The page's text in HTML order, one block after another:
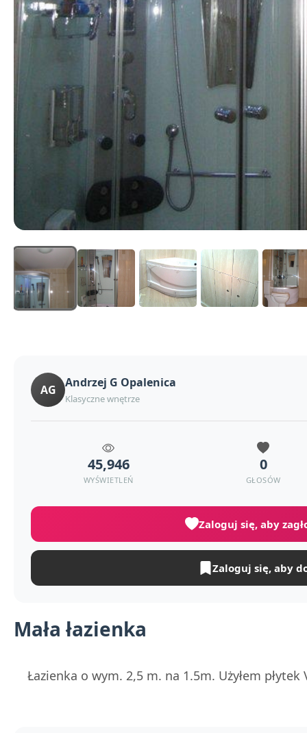
Mała łazienka
Łazienka o wym. 2,5 m. na 1.5m. Użyłem
AG Andrzej G Opalenica
Klasyczne wnętrze
45,946
WYŚWIETLEŃ
0
GŁOSÓW
Zaloguj się, aby
Zaloguj się, aby